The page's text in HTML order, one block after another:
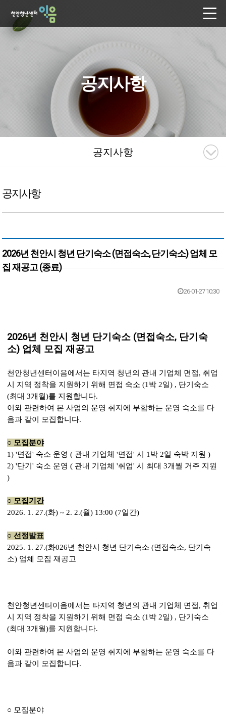
공지사항
공지사항
공지사항
2026년 천안시 청년 단기숙소 (면접숙소, 단기숙소) 업체 모
집 재공고 (종료)
26-01-27 10:30
본문
2026년 천안시 청년 단기숙소 (면접숙소, 단기숙
소) 업체 모집 재공고
천안청년센터이음에서는 타지역 청년의 관내 기업체 면접, 취업
시 지역 정착을 지원하기 위해 면접 숙소 (1박 2일) , 단기숙소
(최대 3개월)를 지원합니다.
이와 관련하여 본 사업의 운영 취지에 부합하는 운영 숙소를 다
음과 같이 모집합니다.
○ 모집분야
1) '면접' 숙소 운영 ( 관내 기업체 '면접' 시 1박 2일 숙박 지원 )
2) '단기' 숙소 운영 ( 관내 기업체 '취업' 시 최대 3개월 거주 지원
)
○ 모집기간
2026. 1. 27.(화) ~ 2. 2.(월) 13:00 (7일간)
○선정발표
2025. 1. 27.(화026년 천안시 청년 단기숙소 (면접숙소, 단기숙
소) 업체 모집 재공고
천안청년센터이음에서는 타지역 청년의 관내 기업체 면접, 취업
시 지역 정착을 지원하기 위해 면접 숙소 (1박 2일) , 단기숙소
(최대 3개월)를 지원합니다.
이와 관련하여 본 사업의 운영 취지에 부합하는 운영 숙소를 다
음과 같이 모집합니다.
○ 모집분야